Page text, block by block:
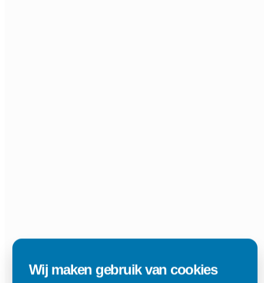
Wij maken gebruik van cookies